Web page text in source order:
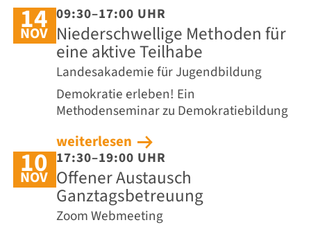
14
NOV
09:30–17:00 UHR
Niederschwellige Methoden für
eine aktive Teilhabe
Landesakademie für Jugendbildung
Demokratie erleben! Ein
Methodenseminar zu Demokratiebildung
weiterlesen
10
NOV
17:30–19:00 UHR
Offener Austausch
Ganztagsbetreuung
Zoom Webmeeting